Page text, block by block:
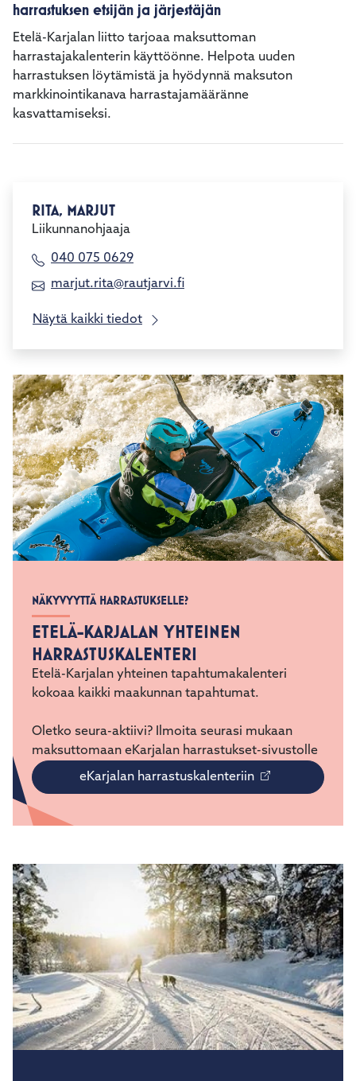
harrastuksen etsijän ja järjestäjän
Etelä-Karjalan liitto tarjoaa maksuttoman
harrastajakalenterin käyttöönne. Helpota uuden
harrastuksen löytämistä ja hyödynnä maksuton
markkinointikanava harrastajamääränne
kasvattamiseksi.
RITA, MARJUT
Liikunnanohjaaja
040 075 0629
marjut.rita@rautjarvi.fi
Näytä kaikki tiedot
NÄKYVYYTTÄ HARRASTUKSELLE?
ETELÄ-KARJALAN YHTEINEN
HARRASTUSKALENTERI
Etelä-Karjalan yhteinen tapahtumakalenteri
kokoaa kaikki maakunnan tapahtumat.
Oletko seura-aktiivi? Ilmoita seurasi mukaan
maksuttomaan eKarjalan harrastukset-sivustolle
eKarjalan harrastuskalenteriin